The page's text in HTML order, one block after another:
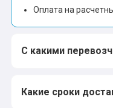
Оплата на
С какими
Какие сроки